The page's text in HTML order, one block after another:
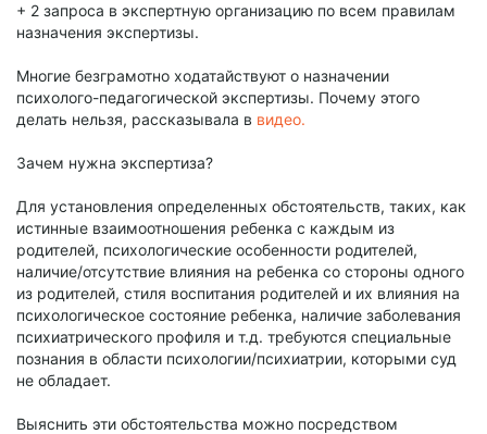
+ 2 запроса в экспертную организацию по всем правилам
назначения экспертизы.
Многие безграмотно ходатайствуют о назначении
психолого-педагогической экспертизы. Почему этого
делать нельзя, рассказывала в видео.
Зачем нужна экспертиза?
Для установления определенных обстоятельств, таких, как
истинные взаимоотношения ребенка с каждым из
родителей, психологические особенности родителей,
наличие/отсутствие влияния на ребенка со стороны одного
из родителей, стиля воспитания родителей и их влияния на
психологическое состояние ребенка, наличие заболевания
психиатрического профиля и т.д. требуются специальные
познания в области психологии/психиатрии, которыми суд
не обладает.
Выяснить эти обстоятельства можно посредством